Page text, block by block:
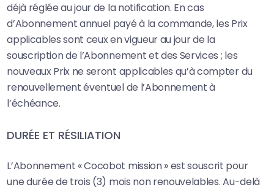
déjà réglée au jour de la notification. En cas
d’Abonnement annuel payé à la commande, les Prix
applicables sont ceux en vigueur au jour de la
souscription de l’Abonnement et des Services ; les
nouveaux Prix ne seront applicables qu’à compter du
renouvellement éventuel de l’Abonnement à
l’échéance.
DURÉE ET RÉSILIATION
L’Abonnement « Cocobot mission » est souscrit pour
une durée de trois (3) mois non renouvelables. Au-delà